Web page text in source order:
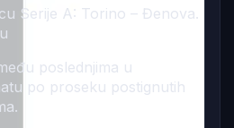
Serije A: Torino – Đenova.
poslednjima u
po proseku postignutih